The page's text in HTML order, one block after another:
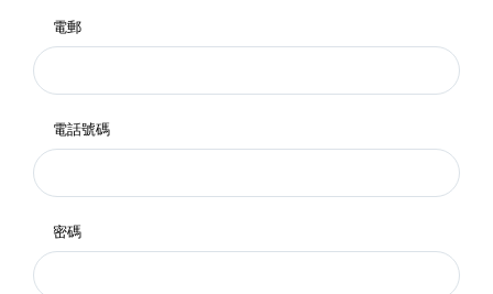
電郵
電話號碼
密碼